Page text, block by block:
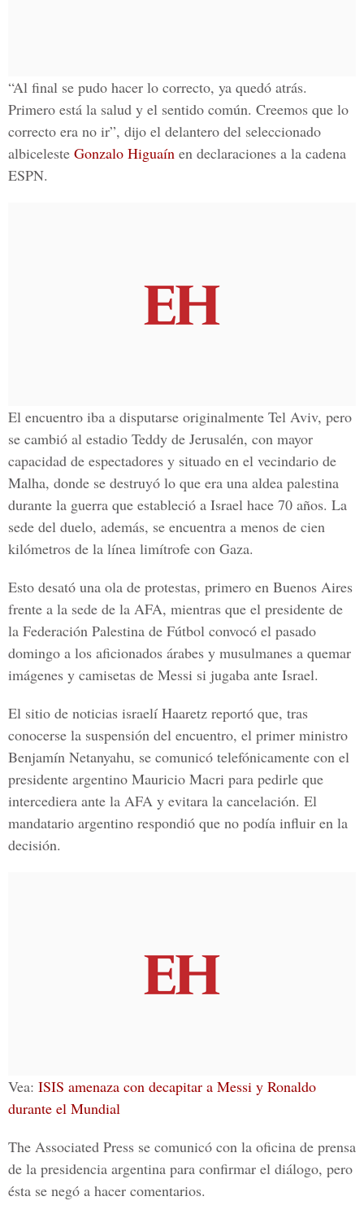
“Al final se pudo hacer lo correcto, ya quedó atrás.
Primero está la salud y el sentido común. Creemos que lo
correcto era no ir”, dijo el delantero del seleccionado
albiceleste Gonzalo Higuaín en declaraciones a la cadena
ESPN.
El encuentro iba a disputarse originalmente Tel Aviv, pero
se cambió al estadio Teddy de Jerusalén, con mayor
capacidad de espectadores y situado en el vecindario de
Malha, donde se destruyó lo que era una aldea palestina
durante la guerra que estableció a Israel hace 70 años. La
sede del duelo, además, se encuentra a menos de cien
kilómetros de la línea limítrofe con Gaza.
Esto desató una ola de protestas, primero en Buenos Aires
frente a la sede de la AFA, mientras que el presidente de
la Federación Palestina de Fútbol convocó el pasado
domingo a los aficionados árabes y musulmanes a quemar
imágenes y camisetas de Messi si jugaba ante Israel.
El sitio de noticias israelí Haaretz reportó que, tras
conocerse la suspensión del encuentro, el primer ministro
Benjamín Netanyahu, se comunicó telefónicamente con el
presidente argentino Mauricio Macri para pedirle que
intercediera ante la AFA y evitara la cancelación. El
mandatario argentino respondió que no podía influir en la
decisión.
Vea: ISIS amenaza con decapitar a Messi y Ronaldo
durante el Mundial
The Associated Press se comunicó con la oficina de prensa
de la presidencia argentina para confirmar el diálogo, pero
ésta se negó a hacer comentarios.